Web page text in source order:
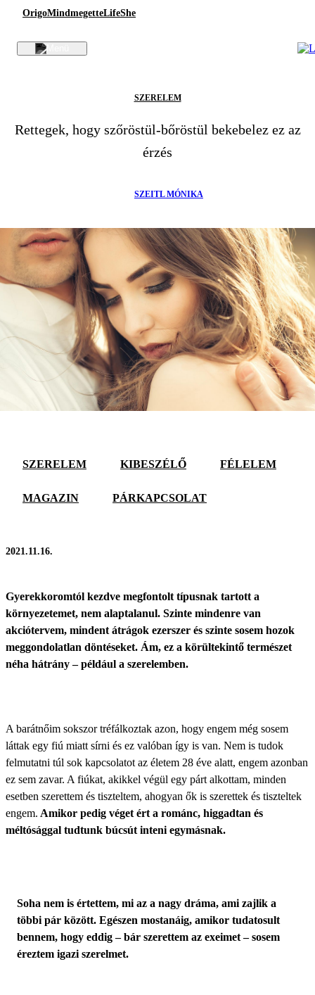
OrigoMindmegetteLifeShe
SZERELEM
Rettegek, hogy szőröstül-bőröstül bekebelez ez az
érzés
SZEITL MÓNIKA
SZERELEM KIBESZÉLŐ FÉLELEM
MAGAZIN PÁRKAPCSOLAT
2021.11.16.
Gyerekkoromtól kezdve megfontolt típusnak tartott a
környezetemet, nem alaptalanul. Szinte mindenre van
akciótervem, mindent átrágok ezerszer és szinte sosem hozok
meggondolatlan döntéseket. Ám, ez a körültekintő természet
néha hátrány – például a szerelemben.
A barátnőim sokszor tréfálkoztak azon, hogy engem még sosem
láttak egy fiú miatt sírni és ez valóban így is van. Nem is tudok
felmutatni túl sok kapcsolatot az életem 28 éve alatt, engem azonban
ez sem zavar. A fiúkat, akikkel végül egy párt alkottam, minden
esetben szerettem és tiszteltem, ahogyan ők is szerettek és tiszteltek
engem. Amikor pedig véget ért a románc, higgadtan és
méltósággal tudtunk búcsút inteni egymásnak.
Soha nem is értettem, mi az a nagy dráma, ami zajlik a
többi pár között. Egészen mostanáig, amikor tudatosult
bennem, hogy eddig – bár szerettem az exeimet – sosem
éreztem igazi szerelmet.